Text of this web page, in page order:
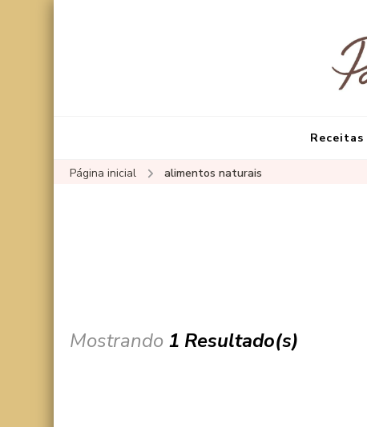
Receitas
Página inicial alimentos naturais
Mostrando 1 Resultado(s)